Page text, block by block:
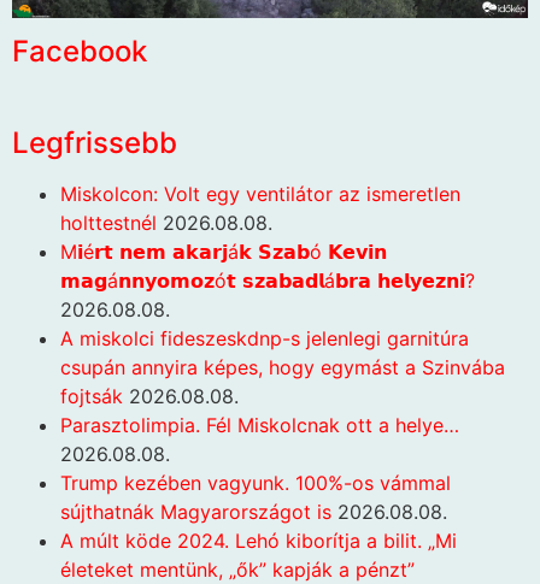
Facebook
Legfrissebb
Miskolcon: Volt egy ventilátor az ismeretlen
holttestnél 2026.08.08.
M𝗶é𝗿𝘁 𝗻𝗲𝗺 𝗮𝗸𝗮𝗿𝗷á𝗸 𝗦𝘇𝗮𝗯ó 𝗞𝗲𝘃𝗶𝗻
𝗺𝗮𝗴á𝗻𝗻𝘆𝗼𝗺𝗼𝘇ó𝘁 𝘀𝘇𝗮𝗯𝗮𝗱𝗹á𝗯𝗿𝗮 𝗵𝗲𝗹𝘆𝗲𝘇𝗻𝗶?
2026.08.08.
A miskolci fideszeskdnp-s jelenlegi garnitúra
csupán annyira képes, hogy egymást a Szinvába
fojtsák 2026.08.08.
Parasztolimpia. Fél Miskolcnak ott a helye…
2026.08.08.
Trump kezében vagyunk. 100%-os vámmal
sújthatnák Magyarországot is 2026.08.08.
A múlt köde 2024. Lehó kiborítja a bilit. „Mi
életeket mentünk, „ők” kapják a pénzt”